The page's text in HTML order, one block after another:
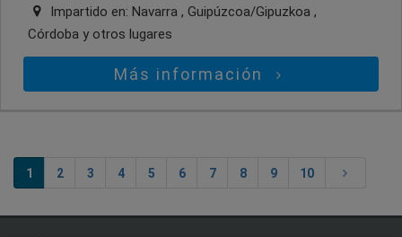
Impartido en: Navarra , Guipúzcoa/Gipuzkoa ,
Córdoba y otros lugares
Más información
1 2 3 4 5 6 7 8 9 10